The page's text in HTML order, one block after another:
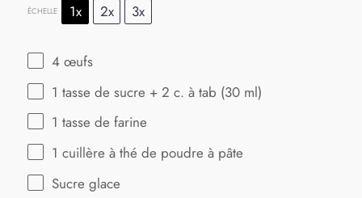
ÉCHELLE 1x 2x 3x
4 œufs
1 tasse de sucre + 2 c. à tab (30 ml)
1 tasse de farine
1 cuillère à thé de poudre à pâte
Sucre glace